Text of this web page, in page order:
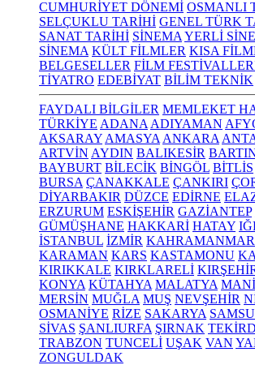
CUMHURİYET DÖNEMİ OSMANLI
SELÇUKLU TARİHİ GENEL TÜRK
SANAT TARİHİ SİNEMA YERLİ
SİNEMA KÜLT FİLMLER KISA
BELGESELLER FİLM
TİYATRO EDEBİYAT BİLİM TEKNİK
FAYDALI BİLGİLER MEMLEKET
TÜRKİYE ADANA ADIYAMAN
AKSARAY AMASYA ANKARA
ARTVİN AYDIN BALIKESİR
BAYBURT BİLECİK BİNGÖL BİTLİS
BURSA ÇANAKKALE ÇANKIRI
DİYARBAKIR DÜZCE EDİRNE
ERZURUM ESKİŞEHİR GAZİANTEP
GÜMÜŞHANE HAKKARİ HATAY
İSTANBUL İZMİR
KARAMAN KARS KASTAMONU
KIRIKKALE KIRKLARELİ
KONYA KÜTAHYA MALATYA
MERSİN MUĞLA MUŞ NEVŞEHİR
OSMANİYE RİZE SAKARYA
SİVAS ŞANLIURFA ŞIRNAK
TRABZON TUNCELİ UŞAK VAN
ZONGULDAK